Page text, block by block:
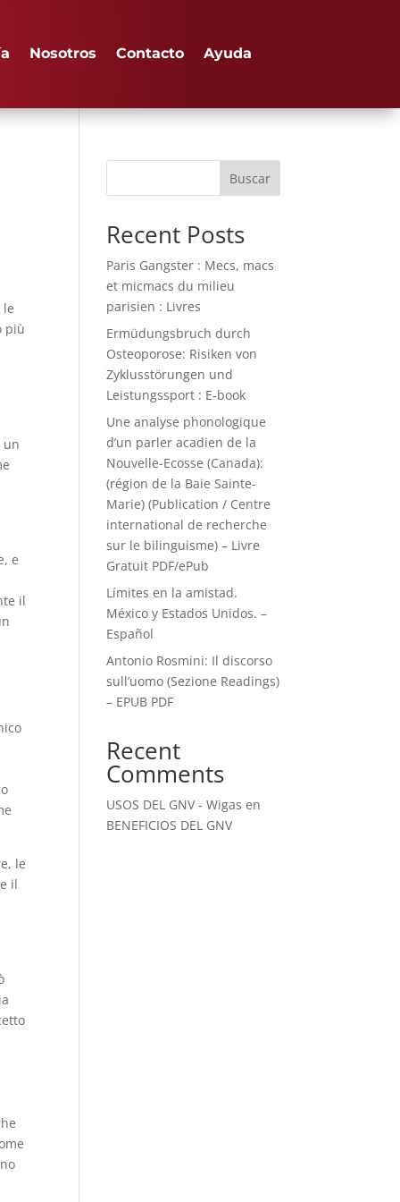
Nosotros Contacto Ayuda
le
più
un
e
il
le
il
Buscar
Recent Posts
Paris Gangster : Mecs, macs
et micmacs du milieu
parisien : Livres
Ermüdungsbruch durch
Osteoporose: Risiken von
Zyklusstörungen und
Leistungssport : E-book
Une analyse phonologique
d’un parler acadien de la
Nouvelle-Ecosse (Canada):
(région de la Baie Sainte-
Marie) (Publication / Centre
international de recherche
sur le bilinguisme) – Livre
Gratuit PDF/ePub
Límites en la amistad.
México y Estados Unidos. –
Español
Antonio Rosmini: Il discorso
sull’uomo (Sezione Readings)
– EPUB PDF
Recent
Comments
USOS DEL GNV - Wigas en
BENEFICIOS DEL GNV